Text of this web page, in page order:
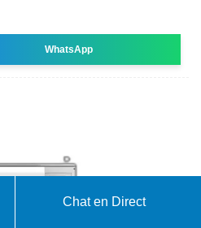
WhatsApp
Chat en Direct